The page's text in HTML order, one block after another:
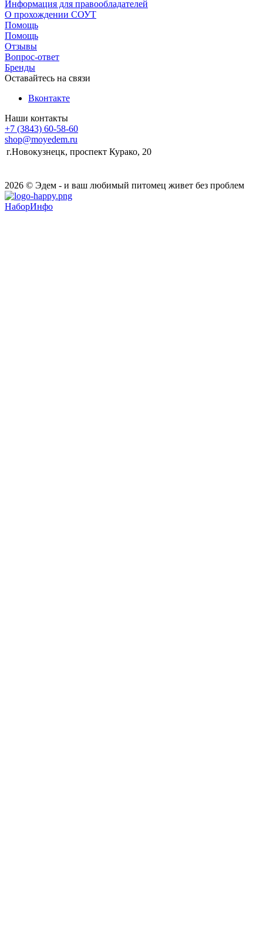
Информация для правообладателей
О прохождении СОУТ
Помощь
Помощь
Отзывы
Вопрос-ответ
Бренды
Оставайтесь на связи
Вконтакте
Наши контакты
+7 (3843) 60-58-60
shop@moyedem.ru
г.Новокузнецк, проспект Курако, 20
2026 © Эдем - и ваш любимый питомец живет без проблем
НаборИнфо